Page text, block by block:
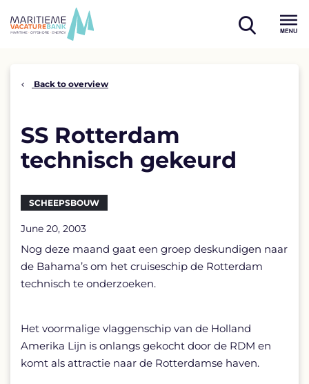
open
Back to overview
SS Rotterdam
technisch gekeurd
SCHEEPSBOUW
June 20, 2003
Nog deze maand gaat een groep deskundigen naar
de Bahama’s om het cruiseschip de Rotterdam
technisch te onderzoeken.
Het voormalige vlaggenschip van de Holland
Amerika Lijn is onlangs gekocht door de RDM en
komt als attractie naar de Rotterdamse haven.